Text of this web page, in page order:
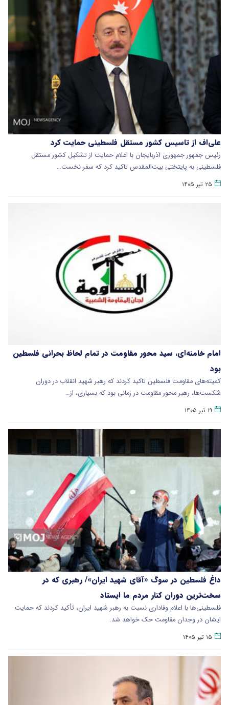
علی‌اف از تاسیس کشور مستقل فلسطینی حمایت کرد
رئیس جمهور جمهوری آذربایجان با اعلام حمایت از تشکیل کشور مستقل
فلسطینی به پایتختی بیت‌المقدس تاکید کرد که سفر نخست…
۲۵ تیر ۱۴۰۵
امام خامنه‌ای، سید محور مقاومت در تمام لحاظ بحرانی فلسطین
بود
کمیته‌های مقاومت فلسطین تاکید کردند که رهبر شهید انقلاب در دوران
شکست‌ها، رهبر محور مقاومت در زمانی بود که بسیاری، از…
۱۹ تیر ۱۴۰۵
داغ فلسطین در سوگ «آقای شهید ایران»/ رهبری که در
سخت‌ترین دوران کنار مردم ما ایستاد
فلسطینی‌ها با اعلام وفاداری نسبت به رهبر شهید ایران، تأکید کردند که حمایت
ایشان در وجدان مقاومت حک خواهد شد.
۱۵ تیر ۱۴۰۵